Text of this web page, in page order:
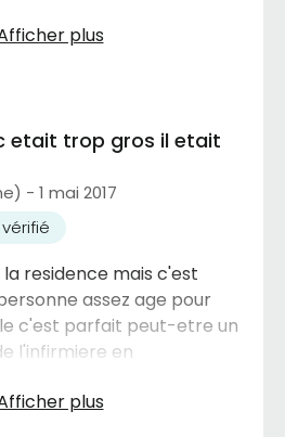
ramenez les collations et
de l'après-midi ! Ils
de toute bonne
la satisfaction de sa
directeur a tout intérêt à
son approche
etait trop gros il etait
- 1 mai 2017
residence mais c'est
assez age pour
c'est parfait peut-etre un
l'infirmiere en